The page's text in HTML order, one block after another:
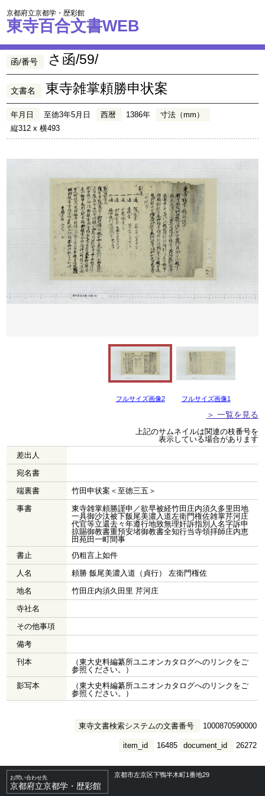
京都府立京都学・歴彩館
東寺百合文書WEB
函/番号 さ函/59/
文書名 東寺雑掌頼勝申状案
年月日 至徳3年5月日 西暦 1386年
寸法（mm）
縦312 x 横493
フルサイズ画像2 フルサイズ画像1
＞ 一覧を見る
上記のサムネイルは関連の枝番号を
表示している場合があります
差出人
宛名書
端裏書
竹田申状案＜至徳三五＞
事書
東寺雑掌頼勝謹申／欲早被経竹田庄内須久多里田地
一具御沙汰被下飯尾美濃入道左衛門権佐雑掌芹河庄
代官等立還去々年遵行地致無理奸訴指別人名字訴申
掠賜御教書重預安堵御教書全知行当寺領拝師庄内恵
田苑田一町間事
書止
仍粗言上如件
人名
頼勝 飯尾美濃入道（貞行） 左衛門権佐
地名
竹田庄内須久田里 芹河庄
寺社名
その他事項
備考
刊本
（東大史料編纂所ユニオンカタログへのリンクをご
参照ください。）
影写本
（東大史料編纂所ユニオンカタログへのリンクをご
参照ください。）
東寺文書検索システムの文書番号 1000870590000
document_id 26272
item_id 16485
お問い合わせ先
京都府立京都学・歴彩館
京都市左京区下鴨半木町1番地29